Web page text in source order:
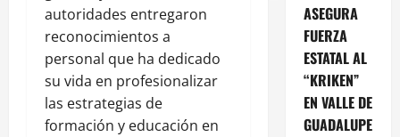
autoridades entregaron
reconocimientos a
personal que ha dedicado
su vida en profesionalizar
las estrategias de
formación y educación en
ASEGURA
FUERZA
ESTATAL AL
“KRIKEN”
EN VALLE DE
GUADALUPE